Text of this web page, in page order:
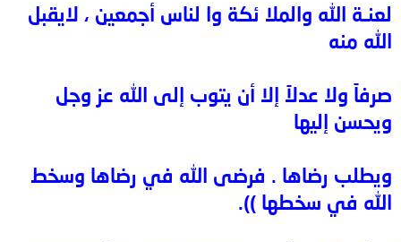
لعنـة الله والملا ئكة وا لناس أجمعين ، لايقبل
الله منه
صرفاً ولا عدلاً إلا أن يتوب إلى الله عز وجل
ويحسن إليها
ويطلب رضاها . فرضى الله في رضاها وسخط
الله في سخطها )).